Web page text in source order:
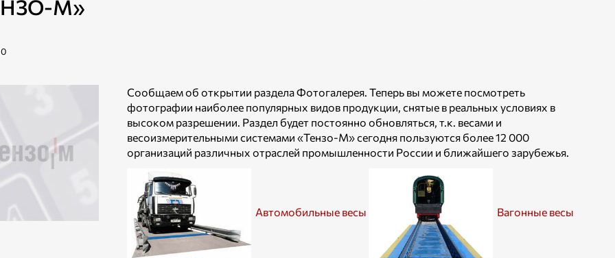
М»
Сообщаем об открытии раздела Фотогалерея. Теперь вы можете посмотреть
фотографии наиболее популярных видов продукции, снятые в реальных условиях в
высоком разрешении. Раздел будет постоянно обновляться, т.к. весами и
весоизмерительными системами «Тензо-М» сегодня пользуются более 12 000
организаций различных отраслей промышленности России и ближайшего зарубежья.
Автомобильные весы Вагонные весы